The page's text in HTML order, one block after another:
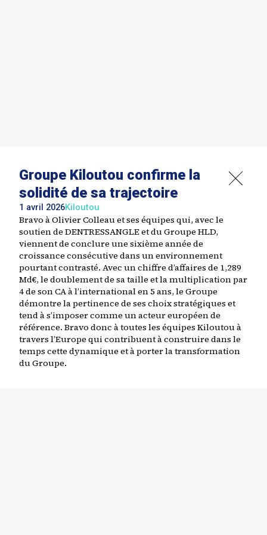
Groupe Kiloutou confirme la
solidité de sa trajectoire
1 avril 2026Kiloutou
Bravo à Olivier Colleau et ses équipes qui, avec le
soutien de DENTRESSANGLE et du Groupe HLD,
viennent de conclure une sixième année de
croissance consécutive dans un environnement
pourtant contrasté. Avec un chiffre d’affaires de 1,289
Md€, le doublement de sa taille et la multiplication par
4 de son CA à l’international en 5 ans, le Groupe
démontre la pertinence de ses choix stratégiques et
tend à s’imposer comme un acteur européen de
référence. Bravo donc à toutes les équipes Kiloutou à
travers l’Europe qui contribuent à construire dans le
temps cette dynamique et à porter la transformation
du Groupe.